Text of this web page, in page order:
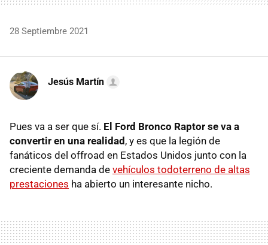
28 Septiembre 2021
Jesús Martín
Pues va a ser que sí. El Ford Bronco Raptor se va a
convertir en una realidad, y es que la legión de
fanáticos del offroad en Estados Unidos junto con la
creciente demanda de vehículos todoterreno de altas
prestaciones ha abierto un interesante nicho.